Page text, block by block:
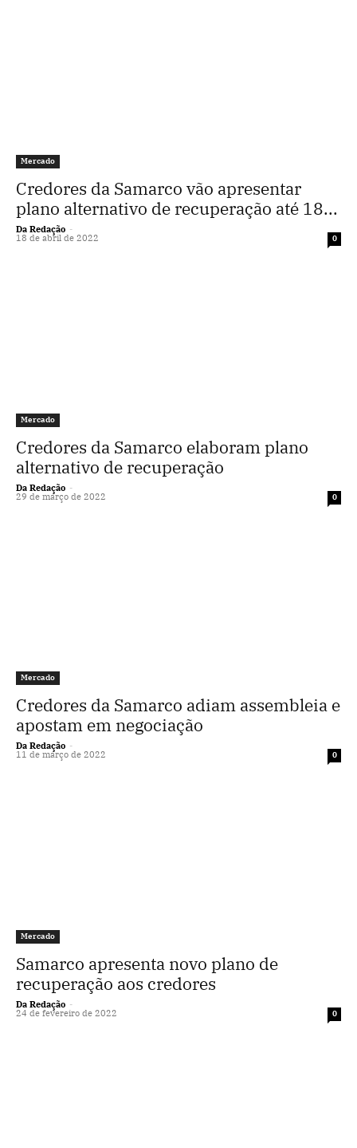
Mercado
Credores da Samarco vão apresentar
plano alternativo de recuperação até 18...
Da Redação -
18 de abril de 2022 0
Mercado
Credores da Samarco elaboram plano
alternativo de recuperação
Da Redação -
29 de março de 2022 0
Mercado
Credores da Samarco adiam assembleia e
apostam em negociação
Da Redação -
11 de março de 2022 0
Mercado
Samarco apresenta novo plano de
recuperação aos credores
Da Redação -
24 de fevereiro de 2022 0